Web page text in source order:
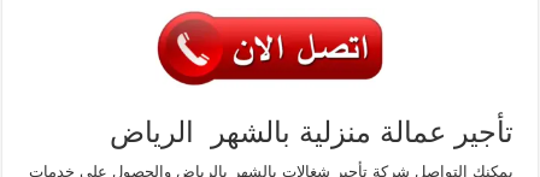
تأجير عمالة منزلية بالشهر الرياض
يمكنك التواصل شركة تأجير شغالات بالشهر بالرياض والحصول على خدمات